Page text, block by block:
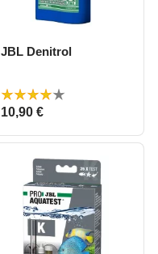
JBL Denitrol
Prix
10,90 €